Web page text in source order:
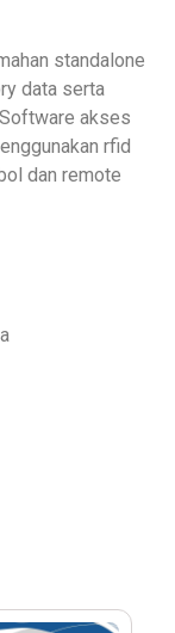
standalone
data serta
akses
rfid
dan remote